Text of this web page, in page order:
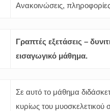
Ανακοινώσεις,
Γραπτές εξετάσεις –
εισαγωγικό μάθημα.
Σε αυτό το μάθημα
κυρίως του μυοσκελετικού